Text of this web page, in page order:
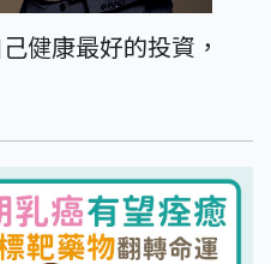
健康最好的投資，